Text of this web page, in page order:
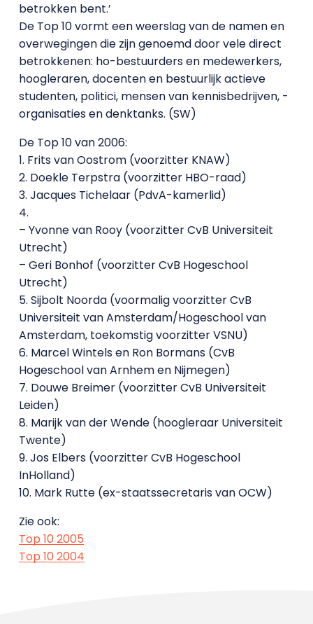
betrokken bent.’
De Top 10 vormt een weerslag van de namen en
overwegingen die zijn genoemd door vele direct
betrokkenen: ho-bestuurders en medewerkers,
hoogleraren, docenten en bestuurlijk actieve
studenten, politici, mensen van kennisbedrijven, -
organisaties en denktanks. (SW)
De Top 10 van 2006:
1. Frits van Oostrom (voorzitter KNAW)
2. Doekle Terpstra (voorzitter HBO-raad)
3. Jacques Tichelaar (PdvA-kamerlid)
4.
– Yvonne van Rooy (voorzitter CvB Universiteit
Utrecht)
– Geri Bonhof (voorzitter CvB Hogeschool
Utrecht)
5. Sijbolt Noorda (voormalig voorzitter CvB
Universiteit van Amsterdam/Hogeschool van
Amsterdam, toekomstig voorzitter VSNU)
6. Marcel Wintels en Ron Bormans (CvB
Hogeschool van Arnhem en Nijmegen)
7. Douwe Breimer (voorzitter CvB Universiteit
Leiden)
8. Marijk van der Wende (hoogleraar Universiteit
Twente)
9. Jos Elbers (voorzitter CvB Hogeschool
InHolland)
10. Mark Rutte (ex-staatssecretaris van OCW)
Zie ook:
Top 10 2005
Top 10 2004